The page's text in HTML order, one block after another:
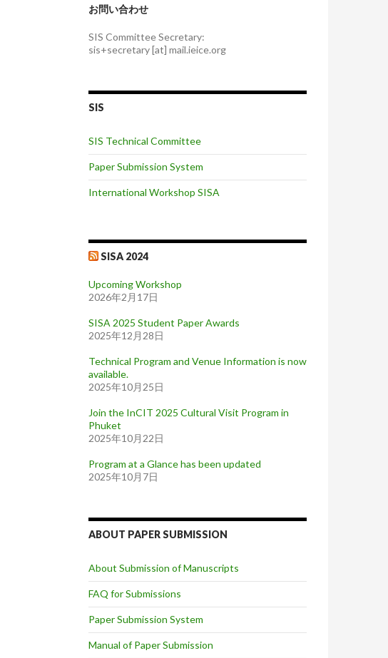
お問い合わせ
SIS Committee Secretary:
sis+secretary [at] mail.ieice.org
SIS
SIS Technical Committee
Paper Submission System
International Workshop SISA
SISA 2024
Upcoming Workshop
2026年2月17日
SISA 2025 Student Paper Awards
2025年12月28日
Technical Program and Venue Information is now
available.
2025年10月25日
Join the InCIT 2025 Cultural Visit Program in
Phuket
2025年10月22日
Program at a Glance has been updated
2025年10月7日
ABOUT PAPER SUBMISSION
About Submission of Manuscripts
FAQ for Submissions
Paper Submission System
Manual of Paper Submission